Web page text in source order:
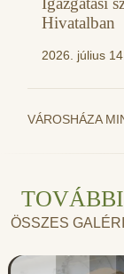
Hivatalban
2026. július 14.
VÁROSHÁZA
ÖSSZES